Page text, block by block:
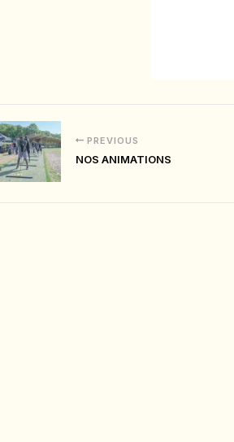
PREVIOUS
NOS ANIMATIONS